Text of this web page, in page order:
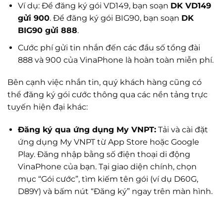
Ví dụ: Để đăng ký gói VD149, bạn soạn DK VD149
gửi 900. Để đăng ký gói BIG90, bạn soạn DK
BIG90 gửi 888.
Cước phí gửi tin nhắn đến các đầu số tổng đài
888 và 900 của VinaPhone là hoàn toàn miễn phí.
Bên cạnh việc nhắn tin, quý khách hàng cũng có
thể đăng ký gói cước thông qua các nền tảng trực
tuyến hiện đại khác:
Đăng ký qua ứng dụng My VNPT:Tải và cài đặt
ứng dụng My VNPT từ App Store hoặc Google
Play. Đăng nhập bằng số điện thoại di động
VinaPhone của bạn. Tại giao diện chính, chọn
mục “Gói cước”, tìm kiếm tên gói (ví dụ D60G,
D89Y) và bấm nút “Đăng ký” ngay trên màn hình.